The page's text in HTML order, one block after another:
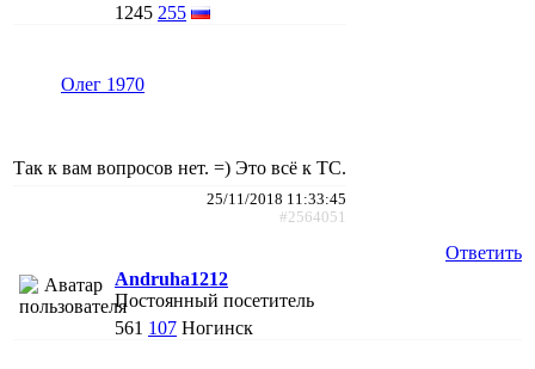
1245 255
Олег 1970
Так к вам вопросов нет. =) Это всё к ТС.
25/11/2018 11:33:45
#2564051
Ответить
Andruha1212
Постоянный посетитель
561 107 Ногинск